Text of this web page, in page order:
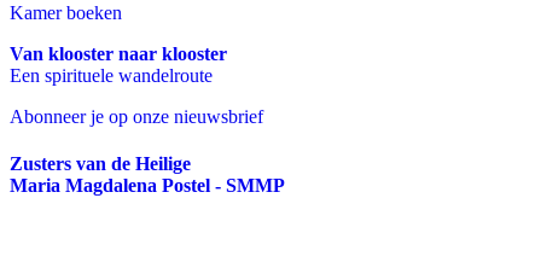
Kamer boeken
Van klooster naar klooster
Een spirituele wandelroute
Abonneer je op onze nieuwsbrief
Zusters van de Heilige
Maria Magdalena Postel - SMMP